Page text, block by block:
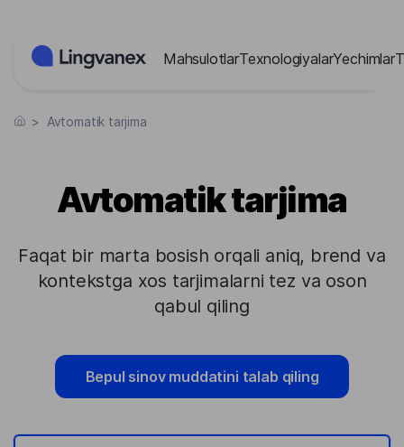
MahsulotlarTexnologiyalarYechimlar
> Avtomatik tarjima
Avtomatik tarjima
Faqat bir marta bosish orqali aniq, brend va
kontekstga xos tarjimalarni tez va oson
qabul qiling
Bepul sinov muddatini talab qiling